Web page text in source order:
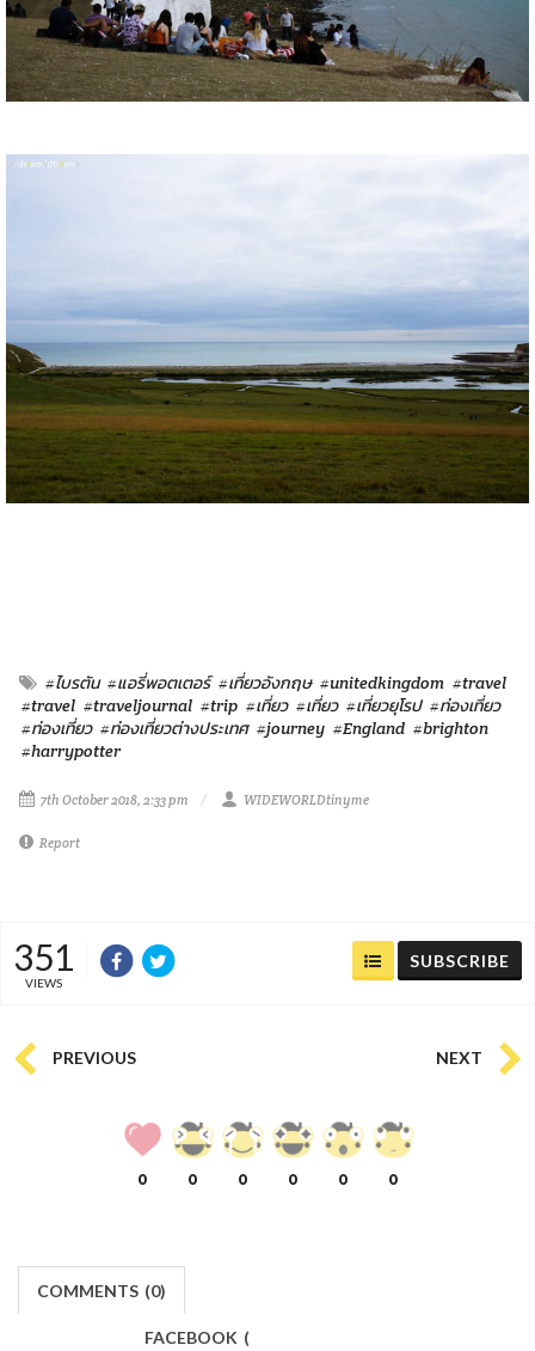
#ไบรตัน #แอรี่พอตเตอร์ #เที่ยวอังกฤษ #unitedkingdom #travel
#travel #traveljournal #trip #เที่ยว #เที่ยว #เที่ยวยุโรป #ท่องเที่ยว
#ท่องเที่ยว #ท่องเที่ยวต่างประเทศ #journey #England #brighton
#harrypotter
7th October 2018, 2:33 pm WIDEWORLDtinyme
Report
351
VIEWS
SUBSCRIBE
PREVIOUS NEXT
0 0 0 0 0 0
COMMENTS (0)
FACEBOOK (